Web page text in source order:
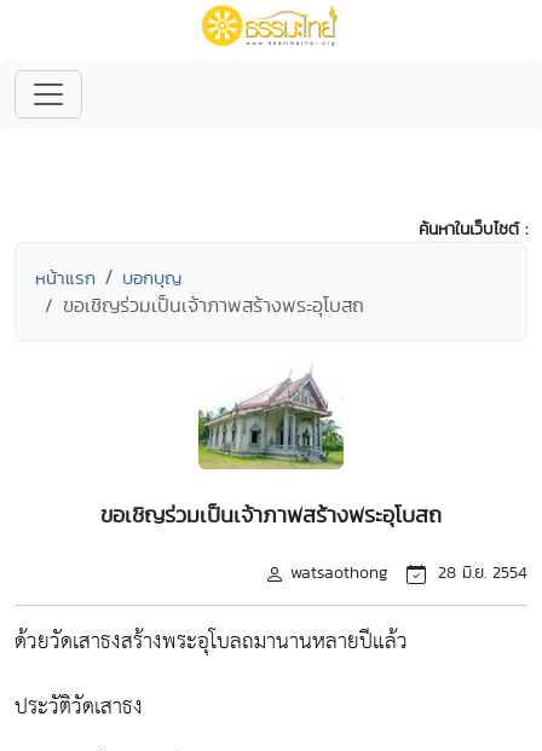
ค้นหาในเว็บไซต์ :
หน้าแรก บอกบุญ
ขอเชิญร่วมเป็นเจ้าภาพสร้างพระอุโบสถ
ขอเชิญร่วมเป็นเจ้าภาพสร้างพระอุโบสถ
watsaothong 28 มิ.ย. 2554
ด้วยวัดเสาธงสร้างพระอุโบลถมานานหลายปีแล้ว
ประวัติวัดเสาธง